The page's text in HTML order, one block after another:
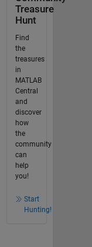
Treasure
Hunt
Find
the
treasures
in
MATLAB
Central
and
discover
how
the
community
can
help
you!
Start
Hunting!